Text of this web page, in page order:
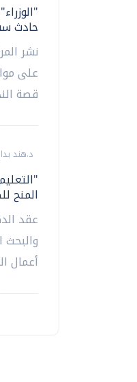
حادث
نشر
على
قصة
د.هند
المنح
عقد
أعمال